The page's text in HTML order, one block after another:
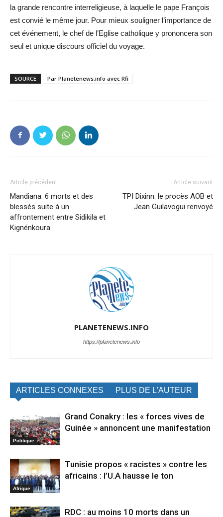
la grande rencontre interreligieuse, à laquelle le pape François
est convié le même jour. Pour mieux souligner l’importance de
cet événement, le chef de l’Eglise catholique y prononcera son
seul et unique discours officiel du voyage.
SOURCE Par Planetenews.info avec Rfi
Article précédent
Mandiana: 6 morts et des
blessés suite à un
affrontement entre Sidikila et
Kignénkoura
Article suivant
TPI Dixinn: le procès AOB et
Jean Guilavogui renvoyé
PLANETENEWS.INFO
https://planetenews.info
ARTICLES CONNEXES PLUS DE L'AUTEUR
Politique
Grand Conakry : les « forces vives de
Guinée » annoncent une manifestation
Afrique
Tunisie propos « racistes » contre les
africains : l’U.A hausse le ton
RDC : au moins 10 morts dans un